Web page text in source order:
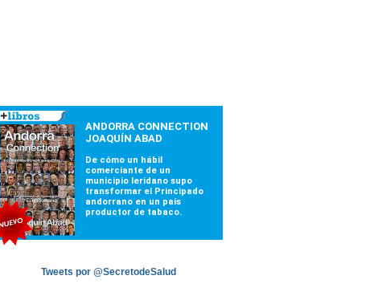
Tweets por @SecretodeSalud